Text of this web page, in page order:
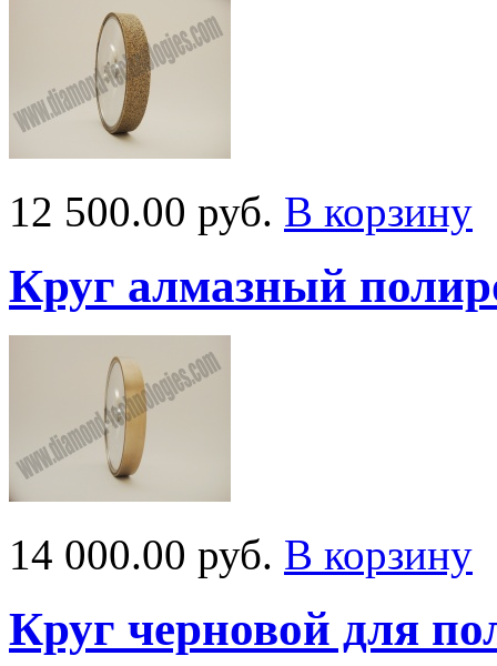
12 500.00 руб. В корзину
Круг алмазный
14 000.00 руб. В корзину
Круг черновой для